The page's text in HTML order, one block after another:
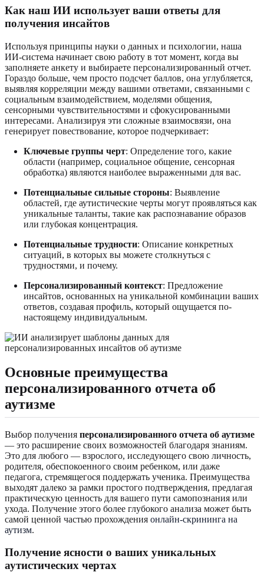
Как наш ИИ использует ваши ответы для
получения инсайтов
Используя принципы науки о данных и психологии, наша
ИИ-система начинает свою работу в тот момент, когда вы
заполняете анкету и выбираете персонализированный отчет.
Гораздо больше, чем просто подсчет баллов, она углубляется,
выявляя корреляции между вашими ответами, связанными с
социальным взаимодействием, моделями общения,
сенсорными чувствительностями и сфокусированными
интересами. Анализируя эти сложные взаимосвязи, она
генерирует повествование, которое подчеркивает:
Ключевые группы черт: Определение того, какие
области (например, социальное общение, сенсорная
обработка) являются наиболее выраженными для вас.
Потенциальные сильные стороны: Выявление
областей, где аутистические черты могут проявляться как
уникальные таланты, такие как распознавание образов
или глубокая концентрация.
Потенциальные трудности: Описание конкретных
ситуаций, в которых вы можете столкнуться с
трудностями, и почему.
Персонализированный контекст: Предложение
инсайтов, основанных на уникальной комбинации ваших
ответов, создавая профиль, который ощущается по-
настоящему индивидуальным.
Основные преимущества
персонализированного отчета об
аутизме
Выбор получения персонализированного отчета об аутизме
— это расширение своих возможностей благодаря знаниям.
Это для любого — взрослого, исследующего свою личность,
родителя, обеспокоенного своим ребенком, или даже
педагога, стремящегося поддержать ученика. Преимущества
выходят далеко за рамки простого подтверждения, предлагая
практическую ценность для вашего пути самопознания или
ухода. Получение этого более глубокого анализа может быть
самой ценной частью прохождения онлайн-скрининга на
аутизм.
Получение ясности о ваших уникальных
аутистических чертах